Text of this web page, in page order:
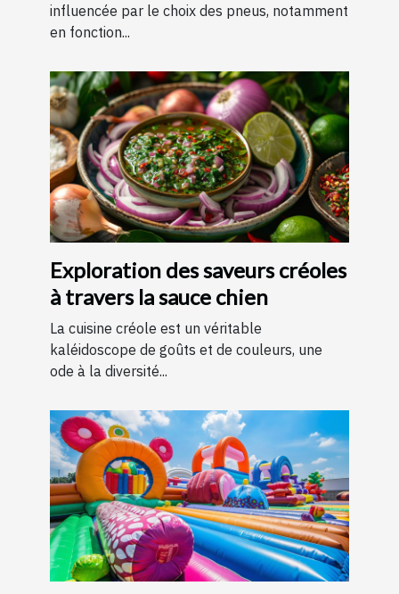
influencée par le choix des pneus, notamment
en fonction...
Exploration des saveurs créoles
à travers la sauce chien
La cuisine créole est un véritable
kaléidoscope de goûts et de couleurs, une
ode à la diversité...